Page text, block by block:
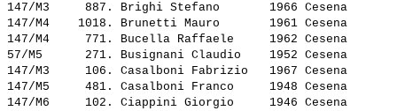
147/M3     887. Brighi Stefano
1966 Cesena
147/M4    1018. Brunetti Mauro
1961 Cesena
147/M4     771. Bucella Raffaele
1962 Cesena
57/M5      271. Busignani Claudio
1952 Cesena
147/M3     106. Casalboni Fabrizio
1967 Cesena
147/M5     481. Casalboni Franco
1948 Cesena
147/M6     102. Ciappini Giorgio
1946 Cesena